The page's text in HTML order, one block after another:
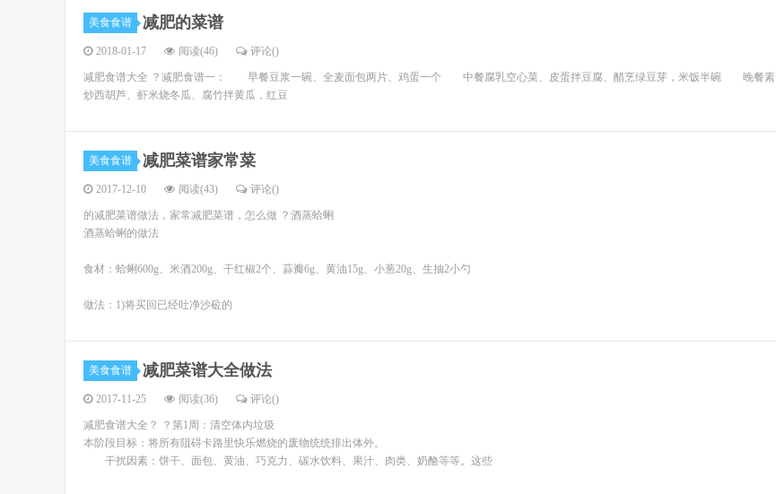
美食食谱 减肥的菜谱
2018-01-17 阅读(46) 评论()
减肥食谱大全 ？减肥食谱一： 早餐豆浆一碗、全麦面包两片、鸡蛋一个 中餐腐乳空心菜、皮蛋拌豆腐、醋烹绿豆芽，米饭半碗 晚餐素
炒西胡芦、虾米烧冬瓜、腐竹拌黄瓜，红豆
美食食谱 减肥菜谱家常菜
2017-12-10 阅读(43) 评论()
的减肥菜谱做法，家常减肥菜谱，怎么做 ？酒蒸蛤蜊
酒蒸蛤蜊的做法
食材：蛤蜊600g、米酒200g、干红椒2个、蒜瓣6g、黄油15g、小葱20g、生抽2小勺
做法：1)将买回已经吐净沙砬的
美食食谱 减肥菜谱大全做法
2017-11-25 阅读(36) 评论()
减肥食谱大全？ ？第1周：清空体内垃圾
本阶段目标：将所有阻碍卡路里快乐燃烧的废物统统排出体外。
干扰因素：饼干、面包、黄油、巧克力、碳水饮料、果汁、肉类、奶酪等等。这些